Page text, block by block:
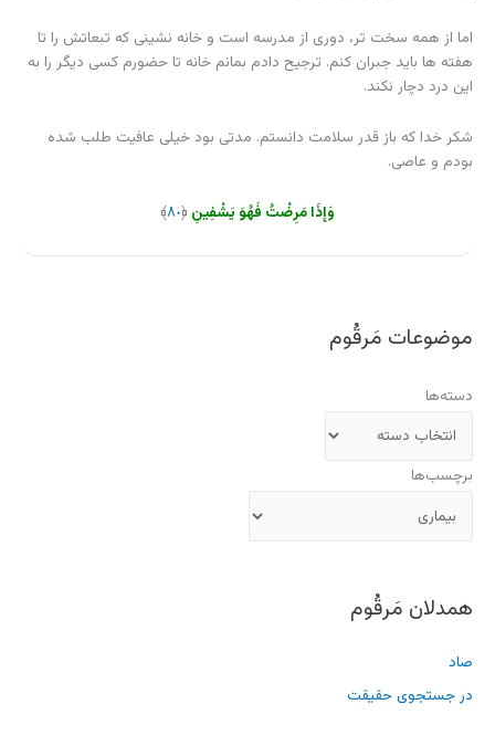
اما از همه سخت تر، دوری از مدرسه است و خانه نشینی که تبعاتش را تا
هفته ها باید جبران کنم. ترجیح دادم بمانم خانه تا حضورم کسی دیگر را به
این درد دچار نکند.
شکر خدا که باز قدر سلامت دانستم. مدتی بود خیلی عافیت طلب شده
بودم و عاصی.
وَإِذَا مَرِ‌ضْتُ فَهُوَ یَشْفِینِ ﴿٨٠﴾
موضوعات مَرقُوم
دسته‌ها
برچسب‌ها
همدلان مَرقُوم
صاد
در جستجوی حقیقت